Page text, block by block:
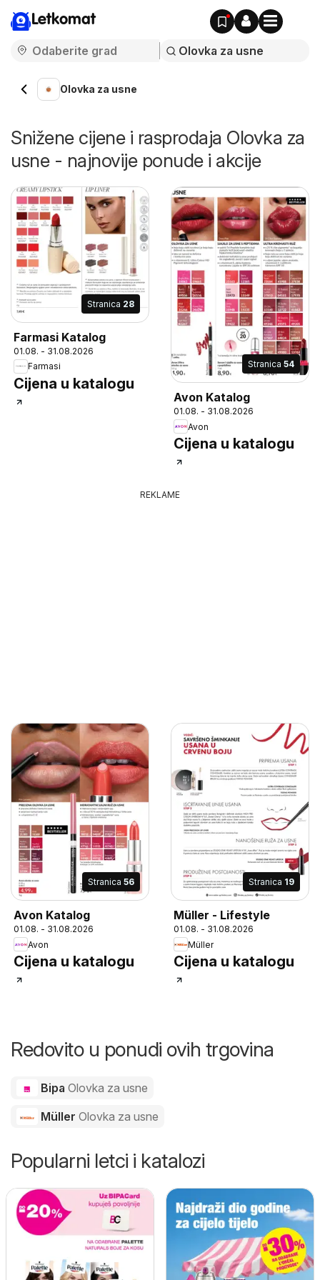
Letkomat
Olovka za usne
Snižene cijene i rasprodaja Olovka za
usne - najnovije ponude i akcije
Stranica 28
Farmasi Katalog
01.08. - 31.08.2026
Farmasi
Cijena u katalogu
Stranica 54
Avon Katalog
01.08. - 31.08.2026
Avon
Cijena u katalogu
REKLAME
Stranica 56
Avon Katalog
01.08. - 31.08.2026
Avon
Cijena u katalogu
Stranica 19
Müller - Lifestyle
01.08. - 31.08.2026
Müller
Cijena u katalogu
Redovito u ponudi ovih trgovina
Bipa Olovka za usne
Müller Olovka za usne
Popularni letci i katalozi